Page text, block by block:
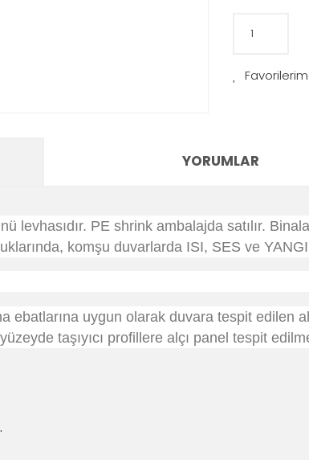
YORUMLAR
levhasıdır. PE shrink ambalajda satılır.
komşu duvarlarda ISI, SES ve
ebatlarına uygun olarak duvara tespit edilen
taşıyıcı profillere alçı panel tespit